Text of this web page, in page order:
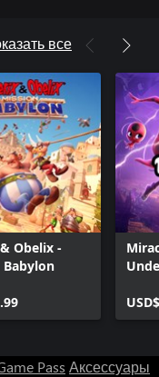
все
Obelix -
Babylon
Pass Аксессуары